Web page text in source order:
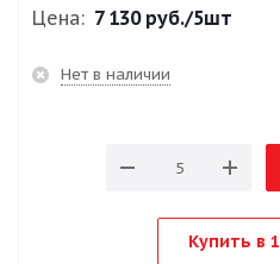
Цена: 7 130 руб./5шт
Нет в наличии
Купить в